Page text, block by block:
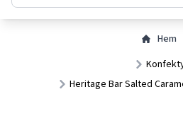
Hem
Heritage Bar Salted